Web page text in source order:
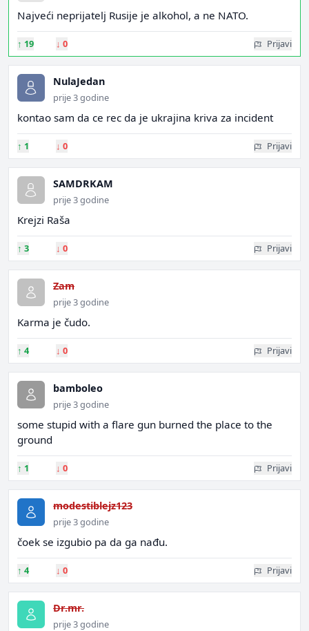
Najveći neprijatelj Rusije je alkohol, a ne NATO.
↑ 19 ↓ 0 Prijavi
NulaJedan
prije 3 godine
kontao sam da ce rec da je ukrajina kriva za incident
↑ 1 ↓ 0 Prijavi
SAMDRKAM
prije 3 godine
Krejzi Raša
↑ 3 ↓ 0 Prijavi
Zam
prije 3 godine
Karma je čudo.
↑ 4 ↓ 0 Prijavi
bamboleo
prije 3 godine
some stupid with a flare gun burned the place to the
ground
↑ 1 ↓ 0 Prijavi
modestiblejz123
prije 3 godine
čoek se izgubio pa da ga nađu.
↑ 4 ↓ 0 Prijavi
Dr.mr.
prije 3 godine